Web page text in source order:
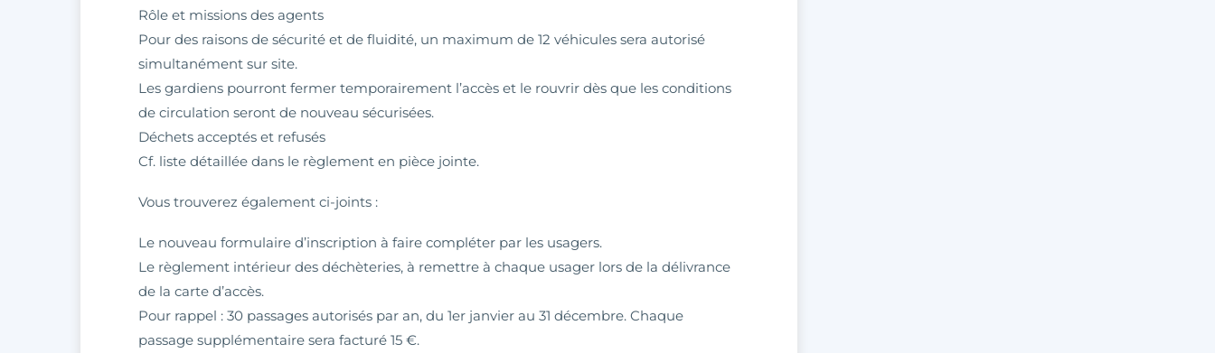
Rôle et missions des agents
Pour des raisons de sécurité et de fluidité, un maximum de 12 véhicules sera autorisé
simultanément sur site.
Les gardiens pourront fermer temporairement l’accès et le rouvrir dès que les conditions
de circulation seront de nouveau sécurisées.
Déchets acceptés et refusés
Cf. liste détaillée dans le règlement en pièce jointe.
Vous trouverez également ci-joints :
Le nouveau formulaire d’inscription à faire compléter par les usagers.
Le règlement intérieur des déchèteries, à remettre à chaque usager lors de la délivrance
de la carte d’accès.
Pour rappel : 30 passages autorisés par an, du 1er janvier au 31 décembre. Chaque
passage supplémentaire sera facturé 15 €.